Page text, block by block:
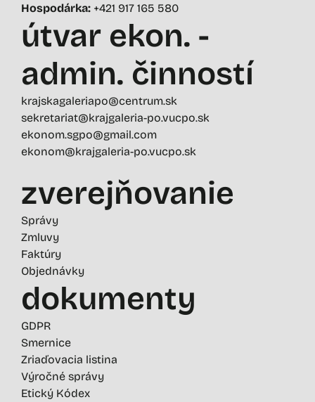
Hospodárka: +421 917 165 580
útvar ekon. -
admin. činností
krajskagaleriapo@centrum.sk
sekretariat@krajgaleria-po.vucpo.sk
ekonom.sgpo@gmail.com
ekonom@krajgaleria-po.vucpo.sk
zverejňovanie
Správy
Zmluvy
Faktúry
Objednávky
dokumenty
GDPR
Smernice
Zriaďovacia listina
Výročné správy
Etický Kódex